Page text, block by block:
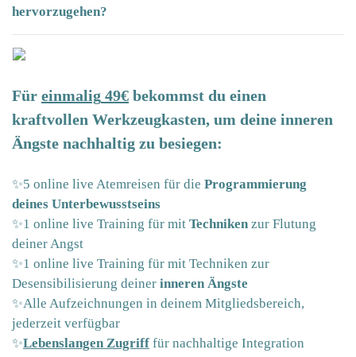
hervorzugehen?
Für einmalig 49€ bekommst du einen
kraftvollen Werkzeugkasten, um deine inneren
Ängste nachhaltig zu besiegen:
✨5 online live Atemreisen für die Programmierung
deines Unterbewusstseins
✨1 online live Training für mit Techniken zur Flutung
deiner Angst
✨1 online live Training für mit Techniken zur
Desensibilisierung deiner inneren Ängste
✨Alle Aufzeichnungen in deinem Mitgliedsbereich,
jederzeit verfügbar
✨Lebenslangen Zugriff für nachhaltige Integration